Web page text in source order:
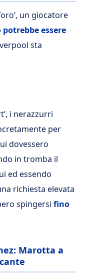
un giocatore
potrebbe essere
sta
i nerazzurri
per
dovessero
in tromba il
ed essendo
richiesta elevata
spingersi fino
Marotta a